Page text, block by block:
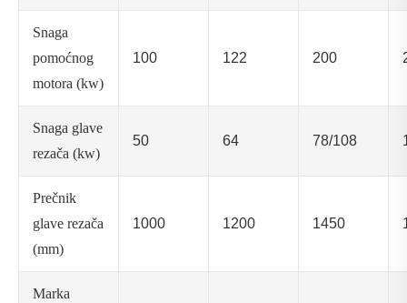
Snaga
pomoćnog
motora (kw)
100 122 200
Snaga glave
rezača (kw)
50 64 78/108
Prečnik
glave rezača
(mm)
1000 1200 1450
Marka